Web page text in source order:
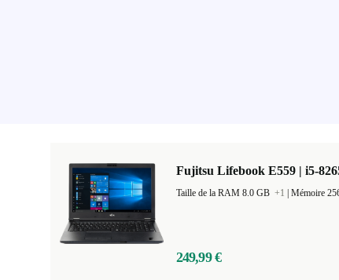
Fujitsu Lifebook E559 | i5-
Taille de la RAM 8.0 GB +1 Mémoire
249,99 €